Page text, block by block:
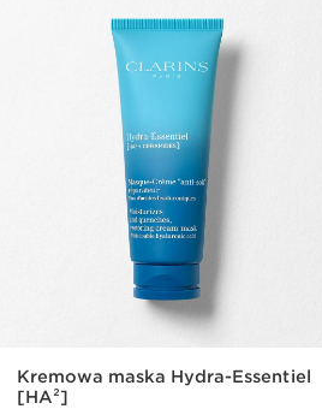
Kremowa maska Hydra-Essentiel
[HA²]